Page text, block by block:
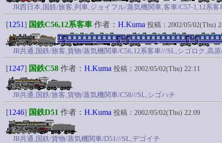
JR西日本,国鉄/旅客,列車,ジョイフル/蒸気機関車,客車/C57-1,12系
[1251] 国鉄C56,12系客車 作者： H.Kuma 投稿：2002/05/02(Thu)
JR共通,国鉄/旅客,貨物/蒸気機関車/C56,12系客車///SL,シゴロク,高
[1247] 国鉄C58 作者： H.Kuma 投稿：2002/05/02(Thu) 22:11
JR共通,国鉄/旅客,貨物/蒸気機関車/C58///SL,シゴハチ
[1246] 国鉄D51 作者： H.Kuma 投稿：2002/05/02(Thu) 22:09
JR共通,国鉄/貨物/蒸気機関車/D51///SL,デゴイチ